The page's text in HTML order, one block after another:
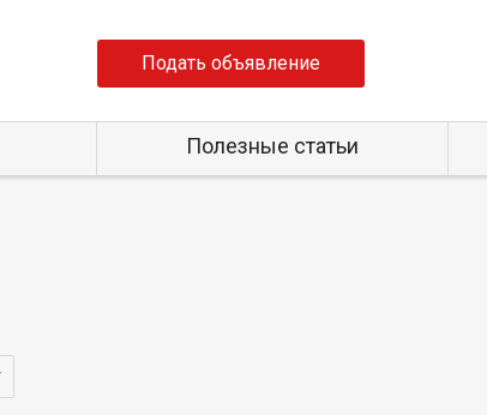
Подать объявление
Полезные статьи